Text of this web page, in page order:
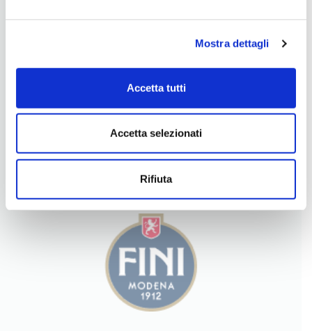
Mostra dettagli
Accetta tutti
Accetta selezionati
Rifiuta
LA NOSTRA FILOSOFIA
INGREDIENTI DI QUALITÀ
CONTATTI